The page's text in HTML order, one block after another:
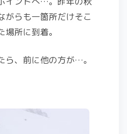
がらも一箇所だけそこ
所に到着。
ら、前に他の方が…。